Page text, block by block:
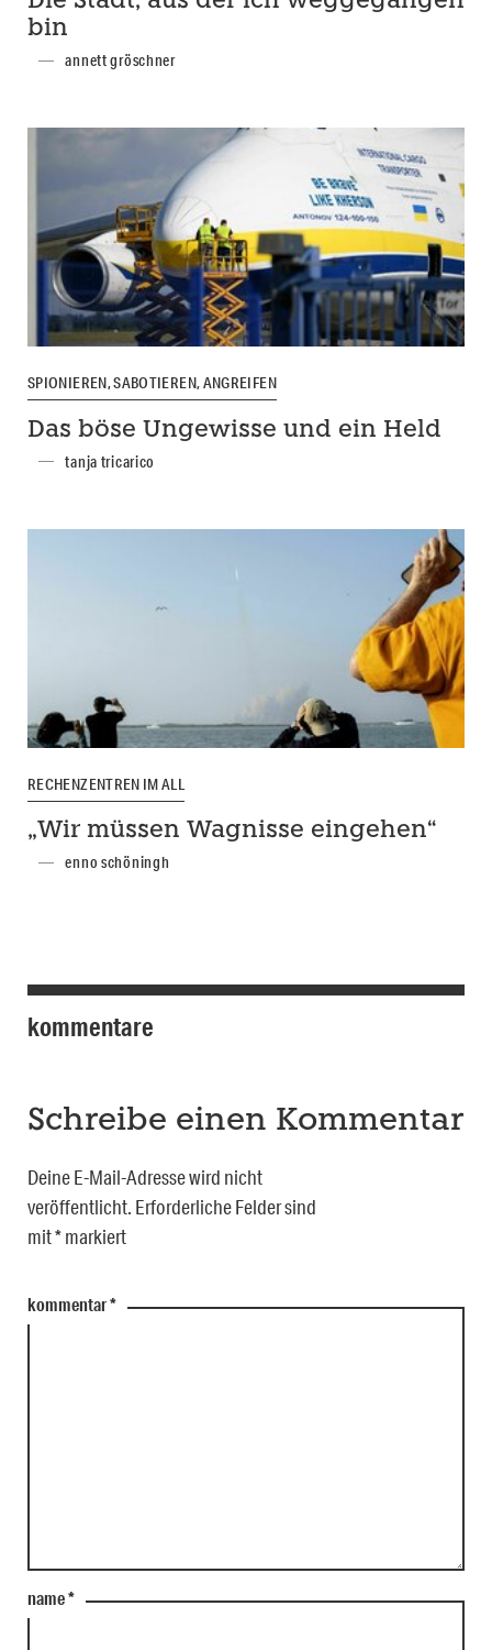
bin
annett gröschner
SPIONIEREN, SABOTIEREN, ANGREIFEN
Das böse Ungewisse und ein Held
tanja tricarico
RECHENZENTREN IM ALL
„Wir müssen Wagnisse eingehen“
enno schöningh
kommentare
Schreibe einen Kommentar
Deine E-Mail-Adresse wird nicht
veröffentlicht. Erforderliche Felder sind
mit*markiert
kommentar*
name*